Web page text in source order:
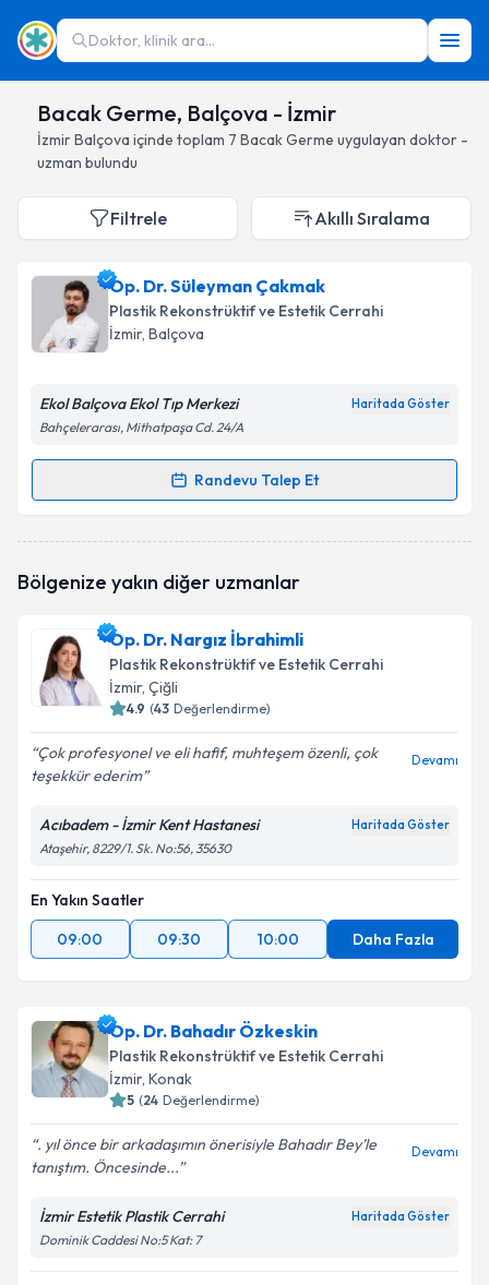
Doktor, klinik ara...
Bacak Germe, Balçova - İzmir
İzmirBalçova içinde toplam 7 Bacak Germe uygulayan doktor -
uzman bulundu
Filtrele Akıllı Sıralama
Op. Dr. Süleyman Çakmak
Plastik Rekonstrüktif ve Estetik Cerrahi
İzmir, Balçova
Ekol Balçova Ekol Tıp Merkezi Haritada Göster
Bahçelerarası, Mithatpaşa Cd. 24/A
Randevu Talep Et
Randevu Takvimi Talebi
talebi oluşturun. Size bu uzmandan randevu almanız
bilgilendireceğiz.
E-posta Adresiniz
Kişisel verilerimin işlenmesine ilişkin
kapsamda işlenmesini kabul ediyorum.
Bölgenize yakın diğer uzmanlar
Op. Dr. Nargız İbrahimli
Plastik Rekonstrüktif ve Estetik Cerrahi
İzmir, Çiğli
4.9 (43 Değerlendirme)
Çok profesyonel ve eli hafif, muhteşem özenli, çok
teşekkür ederim
Devamı
Acıbadem - İzmir Kent Hastanesi Haritada Göster
Ataşehir, 8229/1. Sk. No:56, 35630
En Yakın Saatler
09:00
09:30 10:00 Daha Fazla
Op. Dr. Bahadır Özkeskin
Plastik Rekonstrüktif ve Estetik Cerrahi
İzmir, Konak
5 (24 Değerlendirme)
. yıl önce bir arkadaşımın önerisiyle Bahadır Bey’le
tanıştım. Öncesinde...
Devamı
İzmir Estetik Plastik Cerrahi Haritada Göster
Dominik Caddesi No:5 Kat: 7